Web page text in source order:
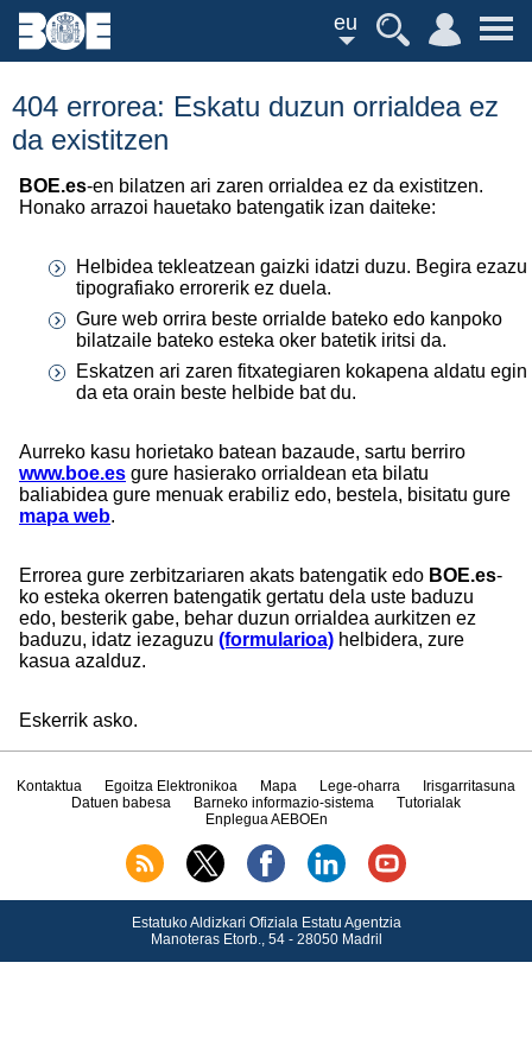
eu
404 errorea: Eskatu duzun orrialdea ez
da existitzen
BOE.es-en bilatzen ari zaren orrialdea ez da existitzen.
Honako arrazoi hauetako batengatik izan daiteke:
Helbidea tekleatzean gaizki idatzi duzu. Begira ezazu
tipografiako errorerik ez duela.
Gure web orrira beste orrialde bateko edo kanpoko
bilatzaile bateko esteka oker batetik iritsi da.
Eskatzen ari zaren fitxategiaren kokapena aldatu egin
da eta orain beste helbide bat du.
Aurreko kasu horietako batean bazaude, sartu berriro
www.boe.es gure hasierako orrialdean eta bilatu
baliabidea gure menuak erabiliz edo, bestela, bisitatu gure
mapa web.
Errorea gure zerbitzariaren akats batengatik edo BOE.es-
ko esteka okerren batengatik gertatu dela uste baduzu
edo, besterik gabe, behar duzun orrialdea aurkitzen ez
baduzu, idatz iezaguzu (formularioa) helbidera, zure
kasua azalduz.
Eskerrik asko.
Kontaktua Egoitza Elektronikoa Mapa Lege-oharra
Irisgarritasuna
Datuen babesa
Barneko informazio-sistema
Tutorialak
Enplegua AEBOEn
Estatuko Aldizkari Ofiziala Estatu Agentzia
Manoteras Etorb., 54 - 28050 Madril